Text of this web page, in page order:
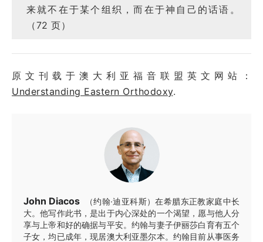
来就不在于某个组织，而在于神自己的话语。
（72 页）
原文刊载于澳大利亚福音联盟英文网站：
Understanding Eastern Orthodoxy.
John Diacos
（约翰·迪亚科斯）在希腊东正教家庭中长
大。他写作此书，是出于内心深处的一个渴望，愿与他人分
享与上帝和好的确据与平安。约翰与妻子伊丽莎白育有五个
子女，均已成年，现居澳大利亚墨尔本。约翰目前从事医务